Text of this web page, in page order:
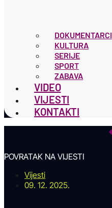
DOKUMENTARCI
KULTURA
SERIJE
SPORT
ZABAVA
VIDEO
VIJESTI
KONTAKTI
POVRATAK NA VIJESTI
Vijesti
09. 12. 2025.